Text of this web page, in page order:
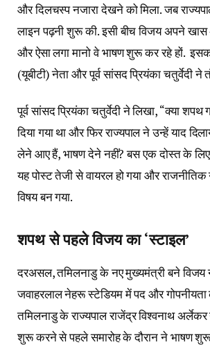
और दिलचस्प नजारा देखने को मिला. जब
लाइन पढ़नी शुरू की. इसी बीच विजय अपने
और ऐसा लगा मानो वे भाषण शुरू कर रहे हों.
(यूबीटी) नेता और पूर्व सांसद प्रियंका चतुर्वेदी
पूर्व सांसद प्रियंका चतुर्वेदी ने लिखा, “क्या
दिया गया था और फिर राज्यपाल ने उन्हें याद
लेने आए हैं, भाषण देने नहीं? बस एक दोस्त के
यह पोस्ट तेजी से वायरल हो गया और राजनीतिक
विषय बन गया.
शपथ से पहले विजय का ‘स्टाइल’
दरअसल, तमिलनाडु के नए मुख्यमंत्री बने
जवाहरलाल नेहरू स्टेडियम में पद और
तमिलनाडु के राज्यपाल राजेंद्र विश्वनाथ
शुरू करने से पहले समारोह के दौरान ने भाषण